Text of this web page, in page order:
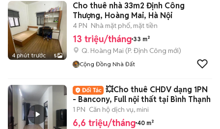
4 phút trước 5
Cho thuê nhà 33m2 Định Công
Thượng, Hoàng Mai, Hà Nội
4 PN Nhà mặt phố, mặt tiền
13 triệu/tháng 33 m²
Q. Hoàng Mai (P. Định Công mới)
Cộng Đồng Nhà Đất
💥Cho thuê CHDV dạng 1PN
- Bancony, Full nội thất tại Bình Thạnh
1 PN Căn hộ dịch vụ, mini
6,6 triệu/tháng 40 m²